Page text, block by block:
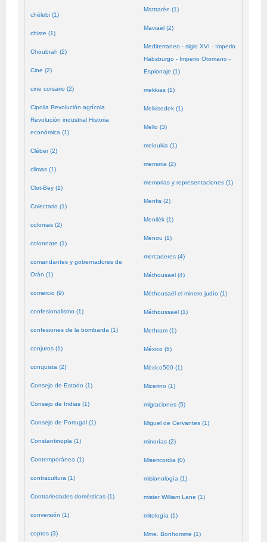
chélebi (1)
chiste (1)
Choubrah (2)
Cine (2)
cine corsario (2)
Cipolla Revolución agrícola
Revolución industrial Historia
económica (1)
Cléber (2)
climas (1)
Clot-Bey (1)
Colectario (1)
colonias (2)
colonnate (1)
comandantes y gobernadores de
Orán (1)
comercio (9)
confesionalismo (1)
confesiones de la bombarda (1)
conjuros (1)
conquista (2)
Consejo de Estado (1)
Consejo de Indias (1)
Consejo de Portugal (1)
Constantinopla (1)
Contemporánea (1)
contracultura (1)
Contrariedades domésticas (1)
conversión (1)
coptos (3)
Matttarée (1)
Maviaël (2)
Mediterraneo - siglo XVI - Imperio
Habsburgo - Imperio Otomano -
Espionaje (1)
mekkias (1)
Melkisedek (1)
Mello (3)
meloukia (1)
memoria (2)
memorias y representaciones (1)
Menfis (2)
Menilék (1)
Menou (1)
mercaderes (4)
Méthousaël (4)
Méthousaël el minero judío (1)
Méthoussaël (1)
Methram (1)
México (5)
México500 (1)
Micerino (1)
migraciones (5)
Miguel de Cervantes (1)
minorías (2)
Misericordia (0)
misionología (1)
mister William Lane (1)
mitología (1)
Mme. Bonhomme (1)